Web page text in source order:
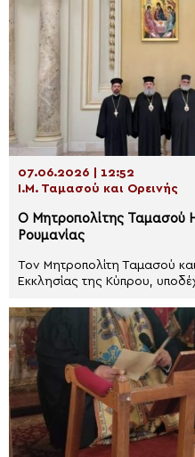
07.06.2026 | 12:52
Ι.Μ. Ταμασού και Ορεινής
Ο Μητροπολίτης Ταμασού
Ρουμανίας
Τον Μητροπολίτη Ταμασού
Εκκλησίας της Κύπρου,